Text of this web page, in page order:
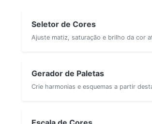
Seletor de Cores
Ajuste matiz, saturação e brilho da cor
Gerador de Paletas
Crie harmonias e esquemas a partir